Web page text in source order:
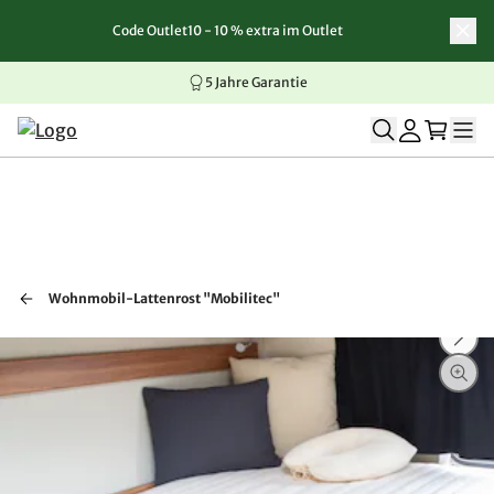
Zum Inhalt springen
Zur Navigation springen
Zum Seitenende springen
Code Outlet10 - 10 % extra im Outlet
5 Jahre Garantie
Wohnmobil-Lattenrost "Mobilitec"